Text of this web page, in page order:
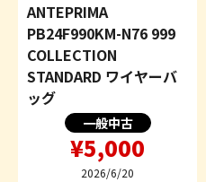
ANTEPRIMA
PB24F990KM-N76 999
COLLECTION
STANDARD ワイヤーバ
ッグ
一般中古
¥5,000
2026/6/20